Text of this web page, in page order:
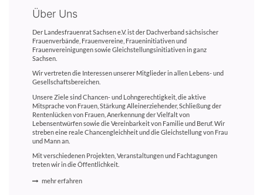
Über Uns
Der Landesfrauenrat Sachsen e.V. ist der Dachverband sächsischer
Frauenverbände, Frauenvereine, Fraueninitiativen und
Frauenvereinigungen sowie Gleichstellungsinitiativen in ganz
Sachsen.
Wir vertreten die Interessen unserer Mitglieder in allen Lebens- und
Gesellschaftsbereichen.
Unsere Ziele sind Chancen- und Lohngerechtigkeit, die aktive
Mitsprache von Frauen, Stärkung Alleinerziehender, Schließung der
Rentenlücken von Frauen, Anerkennung der Vielfalt von
Lebensentwürfen sowie die Vereinbarkeit von Familie und Beruf. Wir
streben eine reale Chancengleichheit und die Gleichstellung von Frau
und Mann an.
Mit verschiedenen Projekten, Veranstaltungen und Fachtagungen
treten wir in die Öffentlichkeit.
mehr erfahren